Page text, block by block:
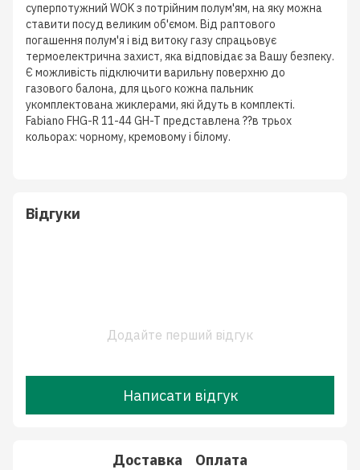
суперпотужний WOK з потрійним полум'ям, на яку можна
ставити посуд великим об'ємом. Від раптового
погашення полум'я і від витоку газу спрацьовує
термоелектрична захист, яка відповідає за Вашу безпеку.
Є можливість підключити варильну поверхню до
газового балона, для цього кожна пальник
укомплектована жиклерами, які йдуть в комплекті.
Fabiano FHG-R 11-44 GH-T представлена ??в трьох
кольорах: чорному, кремовому і білому.
Відгуки
Додайте перший відгук
Написати відгук
Доставка Оплата